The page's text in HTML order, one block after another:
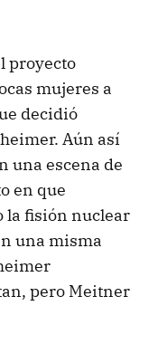
proyecto
mujeres a
decidió
Aún así
una escena de
en que
la fisión nuclear
una misma
pero Meitner